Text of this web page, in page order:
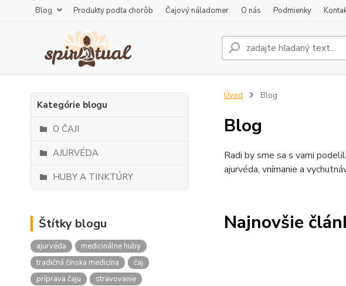
Blog Produkty podľa chorôb Čajový náladomer O nás Podmienky
Kategórie blogu
O ČAJI
AJURVÉDA
HUBY A TINKTÚRY
Štítky blogu
ajurvéda
medicinálne huby
tradičná čínska medicína
čaj
príprava čaju
stravovanie
Úvod Blog
Blog
Radi by sme sa s vami
ajurvéda, vnímanie a
Najnovšie